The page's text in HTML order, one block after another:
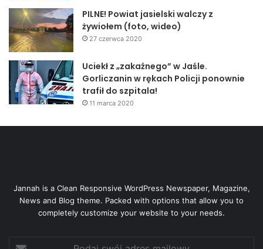
PILNE! Powiat jasielski walczy z
żywiołem (foto, wideo)
27 czerwca 2020
Uciekł z „zakaźnego” w Jaśle.
Gorliczanin w rękach Policji ponownie
trafił do szpitala!
11 marca 2020
Jannah is a Clean Responsive WordPress Newspaper, Magazine,
News and Blog theme. Packed with options that allow you to
completely customize your website to your needs.